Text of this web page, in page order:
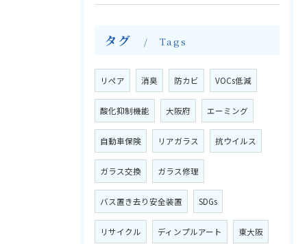
タグ Tags
リペア 消臭 防カビ VOCs低減
酸化抑制機能 大阪府 エーミング
自動車保険 リアガラス 抗ウイルス
ガラス交換 ガラス修理
バス置き去り安全装置 SDGs
リサイクル ディンプルアート 東大阪